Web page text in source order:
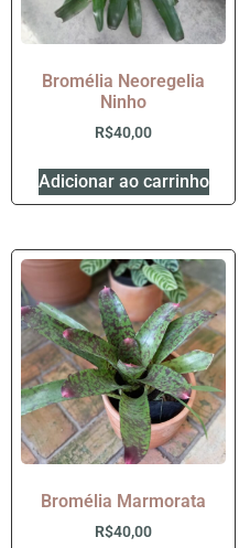
Bromélia Neoregelia
Ninho
R$40,00
Adicionar ao carrinho
Bromélia Marmorata
R$40,00